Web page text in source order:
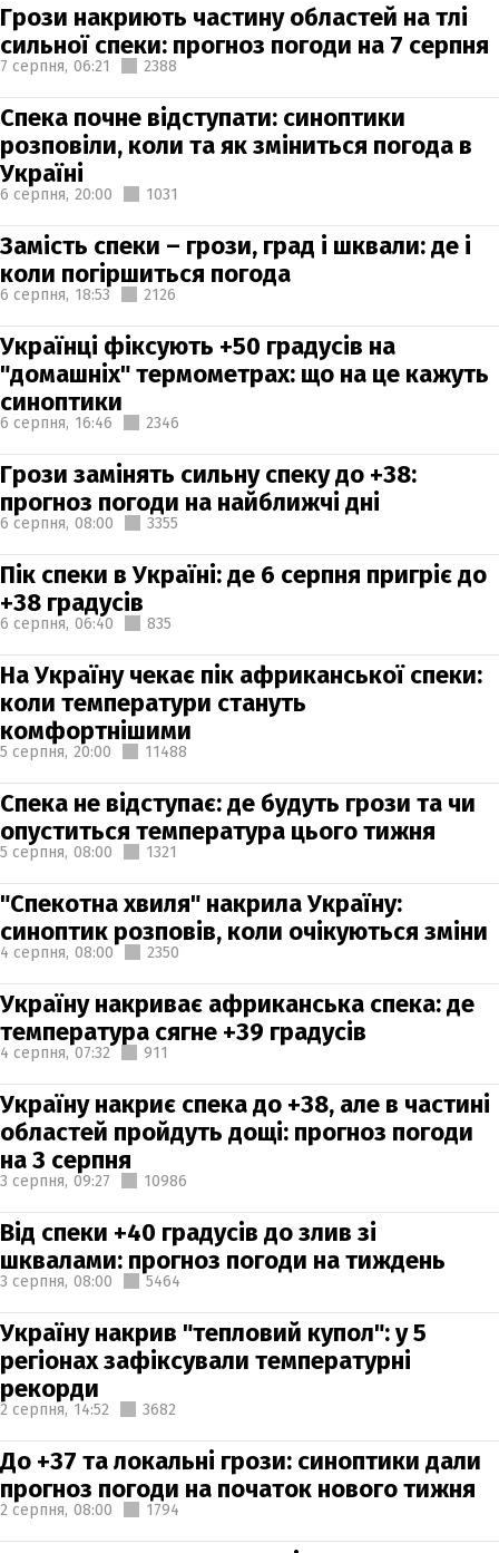
Грози накриють частину областей на тлі
сильної спеки: прогноз погоди на 7 серпня
7 серпня, 06:21 2388
Спека почне відступати: синоптики
розповіли, коли та як зміниться погода в
Україні
6 серпня, 20:00 1031
Замість спеки – грози, град і шквали: де і
коли погіршиться погода
6 серпня, 18:53 2126
Українці фіксують +50 градусів на
"домашніх" термометрах: що на це кажуть
синоптики
6 серпня, 16:46 2346
Грози замінять сильну спеку до +38:
прогноз погоди на найближчі дні
6 серпня, 08:00 3355
Пік спеки в Україні: де 6 серпня пригріє до
+38 градусів
6 серпня, 06:40 835
На Україну чекає пік африканської спеки:
коли температури стануть
комфортнішими
5 серпня, 20:00 11488
Спека не відступає: де будуть грози та чи
опуститься температура цього тижня
5 серпня, 08:00 1321
"Спекотна хвиля" накрила Україну:
синоптик розповів, коли очікуються зміни
4 серпня, 08:00 2350
Україну накриває африканська спека: де
температура сягне +39 градусів
4 серпня, 07:32 911
Україну накриє спека до +38, але в частині
областей пройдуть дощі: прогноз погоди
на 3 серпня
3 серпня, 09:27 10986
Від спеки +40 градусів до злив зі
шквалами: прогноз погоди на тиждень
3 серпня, 08:00 5464
Україну накрив "тепловий купол": у 5
регіонах зафіксували температурні
рекорди
2 серпня, 14:52 3682
До +37 та локальні грози: синоптики дали
прогноз погоди на початок нового тижня
2 серпня, 08:00 1794